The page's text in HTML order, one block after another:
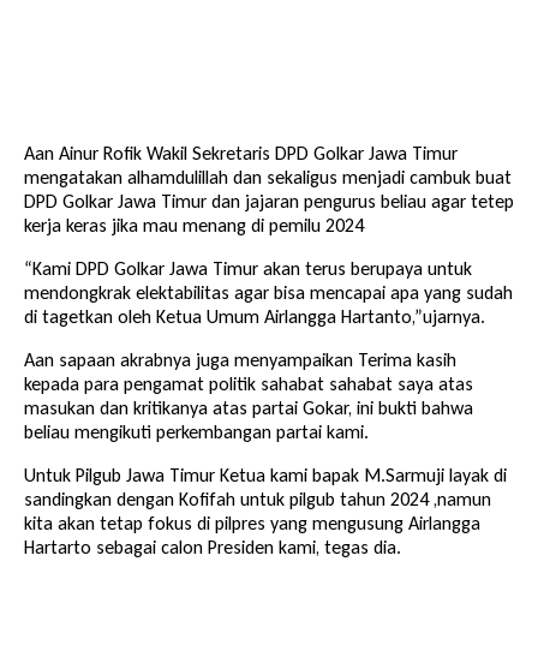
Aan Ainur Rofik Wakil Sekretaris DPD Golkar Jawa Timur
mengatakan alhamdulillah dan sekaligus menjadi cambuk buat
DPD Golkar Jawa Timur dan jajaran pengurus beliau agar tetep
kerja keras jika mau menang di pemilu 2024
“Kami DPD Golkar Jawa Timur akan terus berupaya untuk
mendongkrak elektabilitas agar bisa mencapai apa yang sudah
di tagetkan oleh Ketua Umum Airlangga Hartanto,”ujarnya.
Aan sapaan akrabnya juga menyampaikan Terima kasih
kepada para pengamat politik sahabat sahabat saya atas
masukan dan kritikanya atas partai Gokar, ini bukti bahwa
beliau mengikuti perkembangan partai kami.
Untuk Pilgub Jawa Timur Ketua kami bapak M.Sarmuji layak di
sandingkan dengan Kofifah untuk pilgub tahun 2024 ,namun
kita akan tetap fokus di pilpres yang mengusung Airlangga
Hartarto sebagai calon Presiden kami, tegas dia.